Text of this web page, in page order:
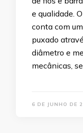
e qualidade.
conta com
puxado
diâmetro e
mecânicas,
6 DE JUNHO DE